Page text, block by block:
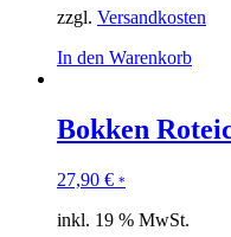
zzgl. Versandkosten
In den Warenkorb
Bokken
27,90 € *
inkl. 19 % MwSt.